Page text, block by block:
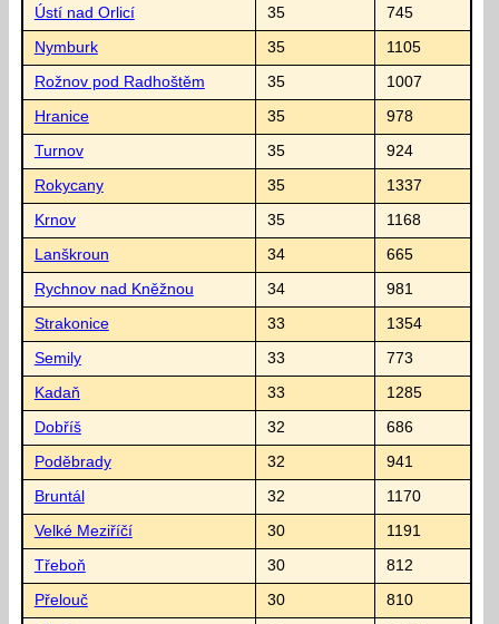
Ústí nad Orlicí 35 745
Nymburk 35 1105
Rožnov pod Radhoštěm 35 1007
Hranice 35 978
Turnov 35 924
Rokycany 35 1337
Krnov 35 1168
Lanškroun 34 665
Rychnov nad Kněžnou 34 981
Strakonice 33 1354
Semily 33 773
Kadaň 33 1285
Dobříš 32 686
Poděbrady 32 941
Bruntál 32 1170
Velké Meziříčí 30 1191
Třeboň 30 812
Přelouč 30 810